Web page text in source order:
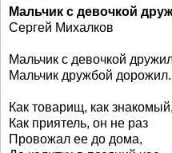
Мальчик с девочкой
Сергей Михалков
Мальчик с девочкой
Мальчик дружбой дорожил.
Как товарищ, как знакомый,
Как приятель, он не раз
Провожал ее до дома,